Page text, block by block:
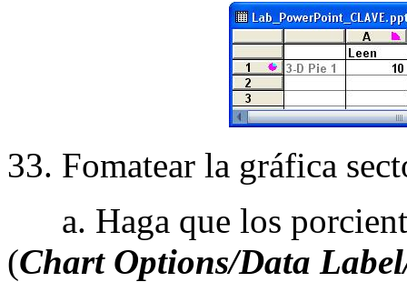
33. Fomatear la gráfica
a. Haga que los
(Chart Options/Data